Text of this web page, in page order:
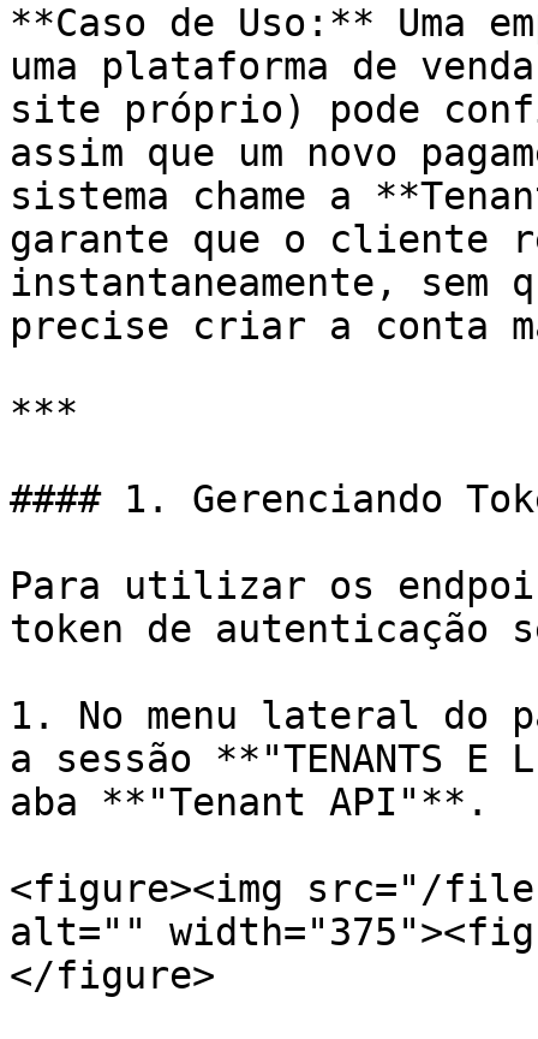
**Caso de Uso:** Uma
uma plataforma de
site próprio) pode
assim que um novo
sistema chame a
garante que o cliente
instantaneamente, sem
precise criar a conta
***
#### 1. Gerenciando
Para utilizar os
token de autenticação
1. No menu lateral do
a sessão **"TENANTS E
aba **"Tenant API"**.
<figure><img src="/files/
alt=""
</figure>